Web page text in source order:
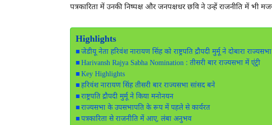
पत्रकारिता में उनकी निष्पक्ष और जनपक्षधर छवि ने उन्हें राजनीति में भी
Highlights
जेडीयू नेता हरिवंश नारायण सिंह को राष्ट्रपति द्रौपदी मुर्मू ने दोबारा
Harivansh Rajya Sabha Nomination : तीसरी बार राज्यसभा में एंट्री
Key Highlights
हरिवंश नारायण सिंह तीसरी बार राज्यसभा सांसद बने
राष्ट्रपति द्रौपदी मुर्मू ने किया मनोनयन
राज्यसभा के उपसभापति के रूप में पहले से कार्यरत
पत्रकारिता से राजनीति में आए, लंबा अनुभव